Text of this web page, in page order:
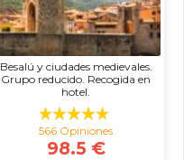
Besalú y ciudades medievales.
Grupo reducido. Recogida en
hotel.
566 Opiniones
98.5 €